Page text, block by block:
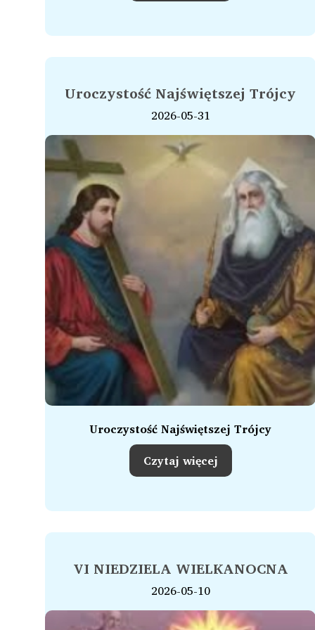
Uroczystość Najświętszej Trójcy
2026-05-31
Uroczystość Najświętszej Trójcy
Czytaj więcej
VI NIEDZIELA WIELKANOCNA
2026-05-10